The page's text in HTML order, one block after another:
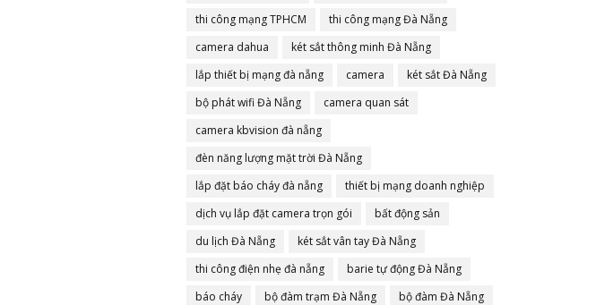
thi công mạng TPHCM
thi công mạng Đà Nẵng
camera dahua
két sắt thông minh Đà Nẵng
lắp thiết bị mạng đà nẵng
camera
két sắt Đà Nẵng
bộ phát wifi Đà Nẵng
camera quan sát
camera kbvision đà nẵng
đèn năng lượng mặt trời Đà Nẵng
lắp đặt báo cháy đà nẵng
thiết bị mạng doanh nghiệp
dịch vụ lắp đặt camera trọn gói
bất động sản
du lịch Đà Nẵng
két sắt vân tay Đà Nẵng
thi công điện nhẹ đà nẵng
barie tự động Đà Nẵng
báo cháy
bộ đàm trạm Đà Nẵng
bộ đàm Đà Nẵng